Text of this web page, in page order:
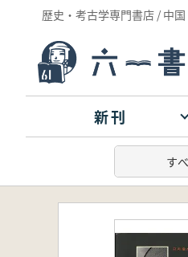
歴史・考古学専門書店 / 中
新刊